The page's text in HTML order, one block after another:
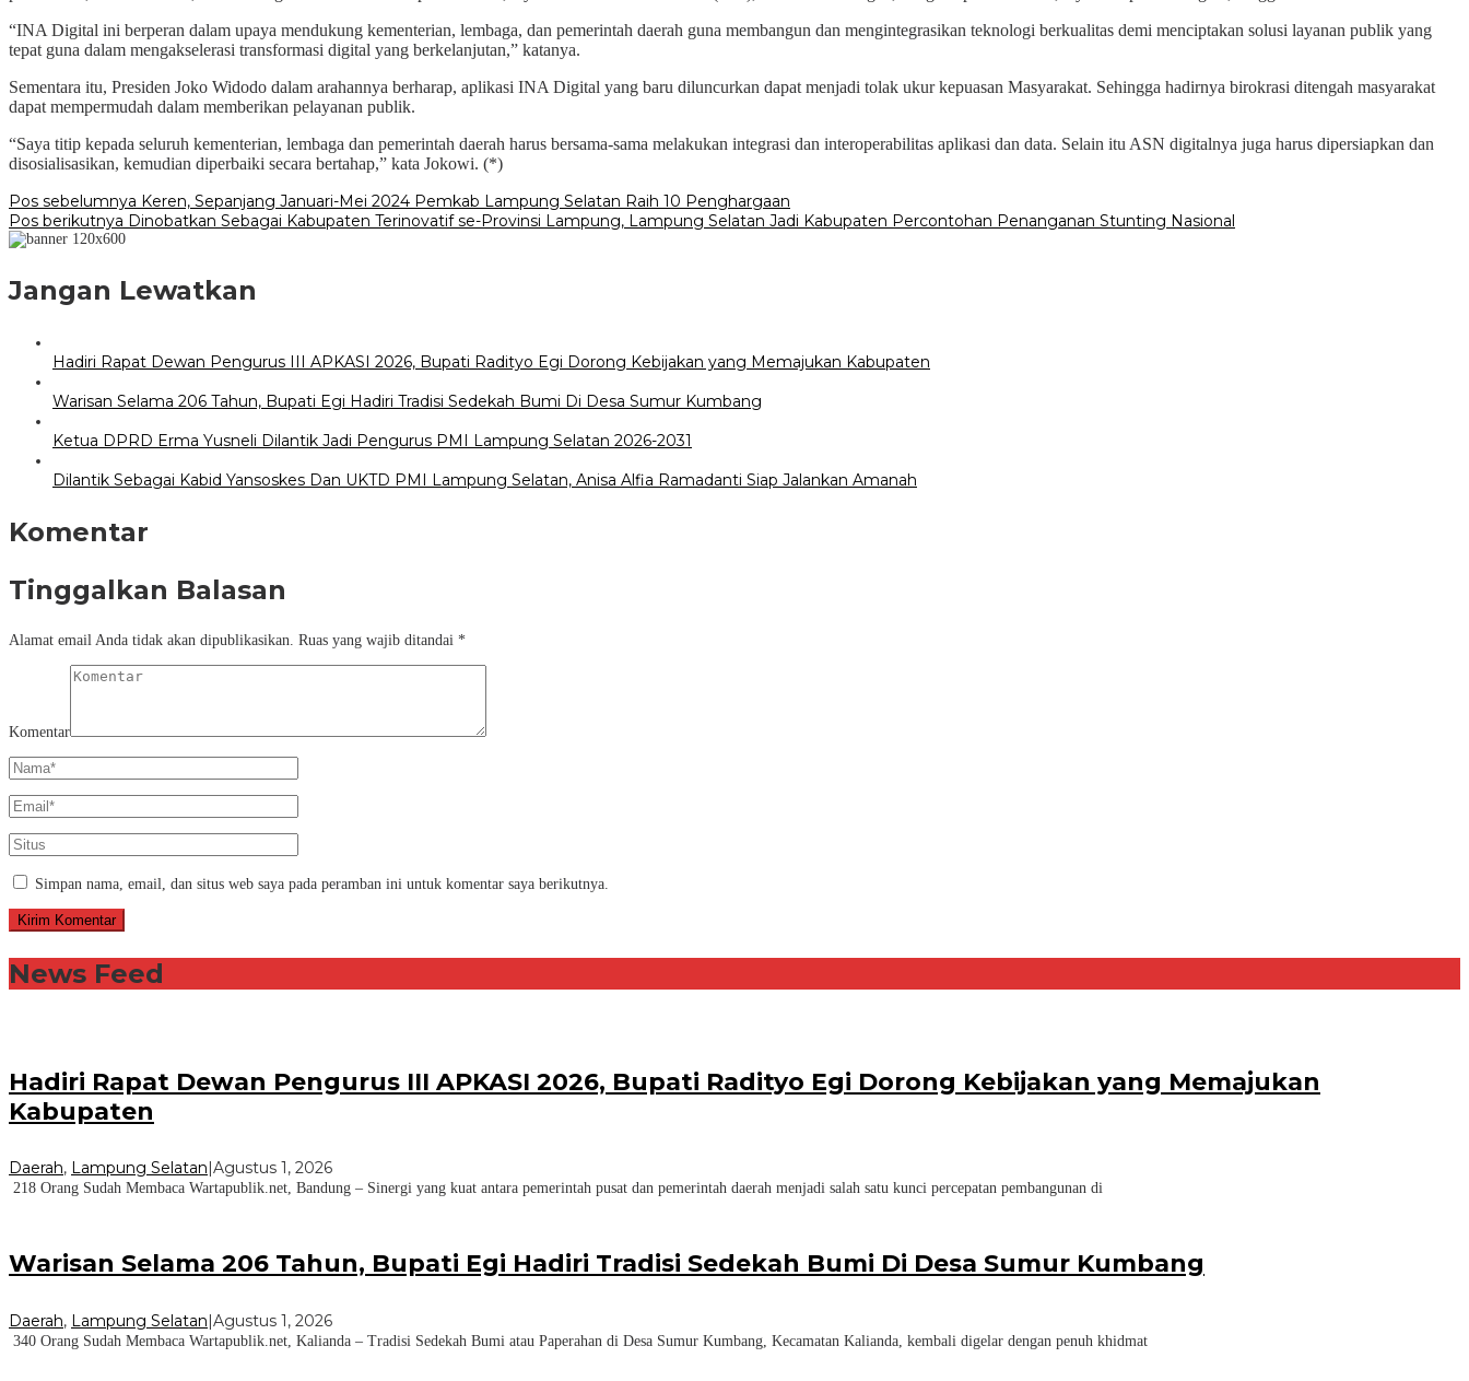
“INA Digital ini berperan dalam upaya mendukung kementerian, lembaga, dan pemerintah daerah guna membangun dan mengintegrasikan teknologi berkualitas demi menciptakan solusi layanan publik yang
tepat guna dalam mengakselerasi transformasi digital yang berkelanjutan,” katanya.
Sementara itu, Presiden Joko Widodo dalam arahannya berharap, aplikasi INA Digital yang baru diluncurkan dapat menjadi tolak ukur kepuasan Masyarakat. Sehingga hadirnya birokrasi ditengah masyarakat
dapat mempermudah dalam memberikan pelayanan publik.
“Saya titip kepada seluruh kementerian, lembaga dan pemerintah daerah harus bersama-sama melakukan integrasi dan interoperabilitas aplikasi dan data. Selain itu ASN digitalnya juga harus dipersiapkan dan
disosialisasikan, kemudian diperbaiki secara bertahap,” kata Jokowi. (*)
Navigasi
pos
Pos sebelumnya Keren, Sepanjang Januari-Mei 2024 Pemkab Lampung Selatan Raih 10 Penghargaan
Pos berikutnya Dinobatkan Sebagai Kabupaten Terinovatif se-Provinsi Lampung, Lampung Selatan Jadi Kabupaten Percontohan Penanganan Stunting Nasional
Jangan Lewatkan
Hadiri Rapat Dewan Pengurus III APKASI 2026, Bupati Radityo Egi Dorong Kebijakan yang Memajukan Kabupaten
Warisan Selama 206 Tahun, Bupati Egi Hadiri Tradisi Sedekah Bumi Di Desa Sumur Kumbang
Ketua DPRD Erma Yusneli Dilantik Jadi Pengurus PMI Lampung Selatan 2026-2031
Dilantik Sebagai Kabid Yansoskes Dan UKTD PMI Lampung Selatan, Anisa Alfia Ramadanti Siap Jalankan Amanah
Komentar
Tinggalkan Balasan
Alamat email Anda tidak akan dipublikasikan. Ruas yang wajib ditandai *
Komentar
Simpan nama, email, dan situs web saya pada peramban ini untuk komentar saya berikutnya.
News Feed
Hadiri Rapat Dewan Pengurus III APKASI 2026, Bupati Radityo Egi Dorong Kebijakan yang Memajukan
Kabupaten
Daerah, Lampung Selatan|Agustus 1, 2026
218 Orang Sudah Membaca Wartapublik.net, Bandung – Sinergi yang kuat antara pemerintah pusat dan pemerintah daerah menjadi salah satu kunci percepatan pembangunan di
Warisan Selama 206 Tahun, Bupati Egi Hadiri Tradisi Sedekah Bumi Di Desa Sumur Kumbang
Daerah, Lampung Selatan|Agustus 1, 2026
340 Orang Sudah Membaca Wartapublik.net, Kalianda – Tradisi Sedekah Bumi atau Paperahan di Desa Sumur Kumbang, Kecamatan Kalianda, kembali digelar dengan penuh khidmat